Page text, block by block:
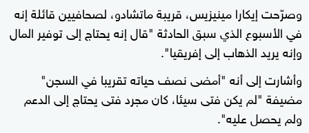
وصرّحت إيكارا مينيزيس، قريبة ماتشادو، لصحافيين قائلة إنه
في الأسبوع الذي سبق الحادثة "قال إنه يحتاج إلى توفير المال
وإنه يريد الذهاب إلى إفريقيا".
وأشارت إلى أنه "أمضى نصف حياته تقريبا في السجن"
مضيفة "لم يكن فتى سيئا، كان مجرد فتى يحتاج إلى الدعم
ولم يحصل عليه".